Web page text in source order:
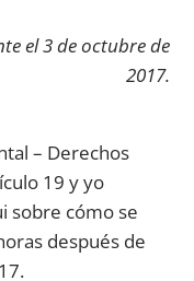
el 3 de octubre de
2017.
– Derechos
19 y yo
sobre cómo se
después de